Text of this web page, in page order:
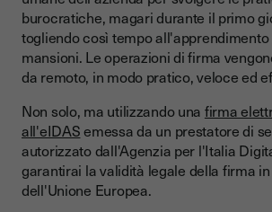
burocratiche, magari durante il primo
togliendo così tempo all'apprendimento
mansioni. Le operazioni di firma
da remoto, in modo pratico, veloce ed
Non solo, ma utilizzando una firma
all'eIDASemessa da un prestatore di
autorizzato dall'Agenzia per l'Italia
garantirai la validità legale della firma
dell'Unione Europea.